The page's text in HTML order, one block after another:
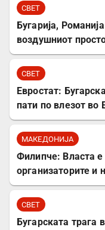
СВЕТ
Бугарија,
воздушниот
СВЕТ
Евростат:
пати по влезот во
МАКЕДОНИЈА
Филипче: Власта
организаторите и
СВЕТ
Бугарската трага